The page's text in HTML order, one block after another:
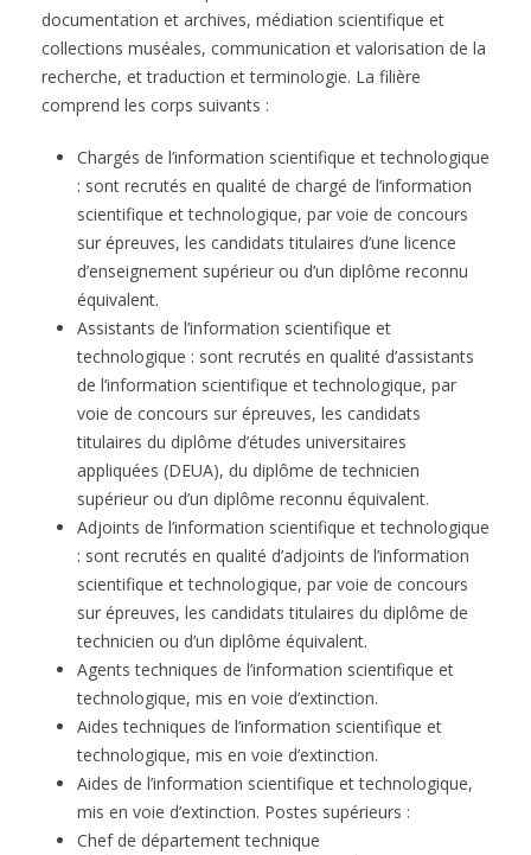
documentation et archives, médiation scientifique et
collections muséales, communication et valorisation de la
recherche, et traduction et terminologie. La filière
comprend les corps suivants :
Chargés de l’information scientifique et technologique
: sont recrutés en qualité de chargé de l’information
scientifique et technologique, par voie de concours
sur épreuves, les candidats titulaires d’une licence
d’enseignement supérieur ou d’un diplôme reconnu
équivalent.
Assistants de l’information scientifique et
technologique : sont recrutés en qualité d’assistants
de l’information scientifique et technologique, par
voie de concours sur épreuves, les candidats
titulaires du diplôme d’études universitaires
appliquées (DEUA), du diplôme de technicien
supérieur ou d’un diplôme reconnu équivalent.
Adjoints de l’information scientifique et technologique
: sont recrutés en qualité d’adjoints de l’information
scientifique et technologique, par voie de concours
sur épreuves, les candidats titulaires du diplôme de
technicien ou d’un diplôme équivalent.
Agents techniques de l’information scientifique et
technologique, mis en voie d’extinction.
Aides techniques de l’information scientifique et
technologique, mis en voie d’extinction.
Aides de l’information scientifique et technologique,
mis en voie d’extinction. Postes supérieurs :
Chef de département technique